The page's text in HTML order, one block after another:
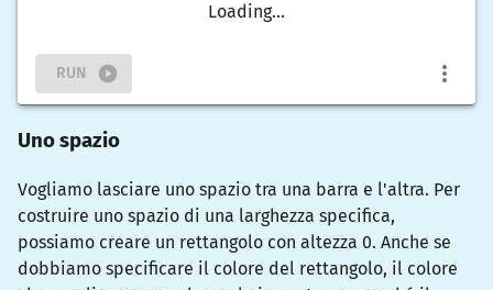
Loading...
RUN
Uno spazio
Vogliamo lasciare uno spazio tra una barra e l'altra. Per
costruire uno spazio di una larghezza specifica,
possiamo creare un rettangolo con altezza 0. Anche se
dobbiamo specificare il colore del rettangolo, il colore